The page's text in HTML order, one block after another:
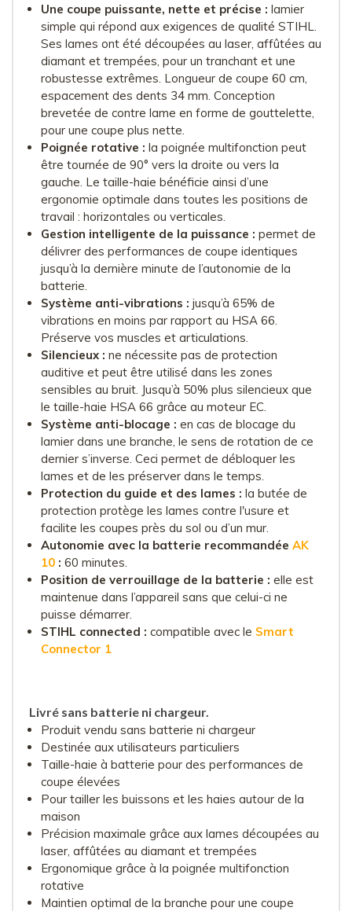
Une coupe puissante, nette et précise : lamier
simple qui répond aux exigences de qualité STIHL.
Ses lames ont été découpées au laser, affûtées au
diamant et trempées, pour un tranchant et une
robustesse extrêmes. Longueur de coupe 60 cm,
espacement des dents 34 mm. Conception
brevetée de contre lame en forme de gouttelette,
pour une coupe plus nette.
Poignée rotative : la poignée multifonction peut
être tournée de 90° vers la droite ou vers la
gauche. Le taille-haie bénéficie ainsi d’une
ergonomie optimale dans toutes les positions de
travail : horizontales ou verticales.
Gestion intelligente de la puissance : permet de
délivrer des performances de coupe identiques
jusqu’à la dernière minute de l’autonomie de la
batterie.
Système anti-vibrations : jusqu’à 65% de
vibrations en moins par rapport au HSA 66.
Préserve vos muscles et articulations.
Silencieux : ne nécessite pas de protection
auditive et peut être utilisé dans les zones
sensibles au bruit. Jusqu’à 50% plus silencieux que
le taille-haie HSA 66 grâce au moteur EC.
Système anti-blocage : en cas de blocage du
lamier dans une branche, le sens de rotation de ce
dernier s’inverse. Ceci permet de débloquer les
lames et de les préserver dans le temps.
Protection du guide et des lames : la butée de
protection protège les lames contre l'usure et
facilite les coupes près du sol ou d’un mur.
Autonomie avec la batterie recommandée AK
10 : 60 minutes.
Position de verrouillage de la batterie : elle est
maintenue dans l’appareil sans que celui-ci ne
puisse démarrer.
STIHL connected : compatible avec le Smart
Connector 1
Livré sans batterie ni chargeur.
Produit vendu sans batterie ni chargeur
Destinée aux utilisateurs particuliers
Taille-haie à batterie pour des performances de
coupe élevées
Pour tailler les buissons et les haies autour de la
maison
Précision maximale grâce aux lames découpées au
laser, affûtées au diamant et trempées
Ergonomique grâce à la poignée multifonction
rotative
Maintien optimal de la branche pour une coupe